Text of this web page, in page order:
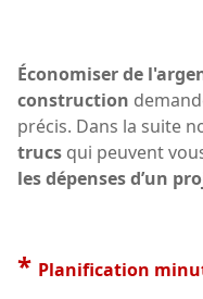
Économiser de
construction
précis. Dans la suite
trucs qui peuvent
les dépenses d’un
* Planification